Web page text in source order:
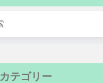
カテゴリー